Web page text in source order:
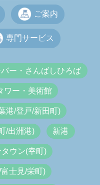
ご案内
専門サービス
ー・さんばしひろば
ワー・美術館
港/登戸/新田町)
/出洲港) 新港
ウン(幸町)
士見/栄町)